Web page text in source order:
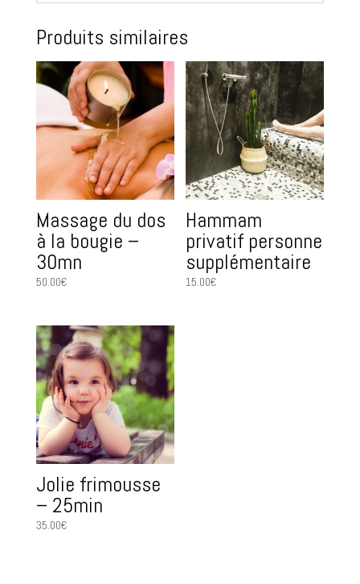
Produits similaires
Massage du dos
à la bougie –
30mn
50.00€
Hammam
privatif personne
supplémentaire
15.00€
Jolie frimousse
– 25min
35.00€